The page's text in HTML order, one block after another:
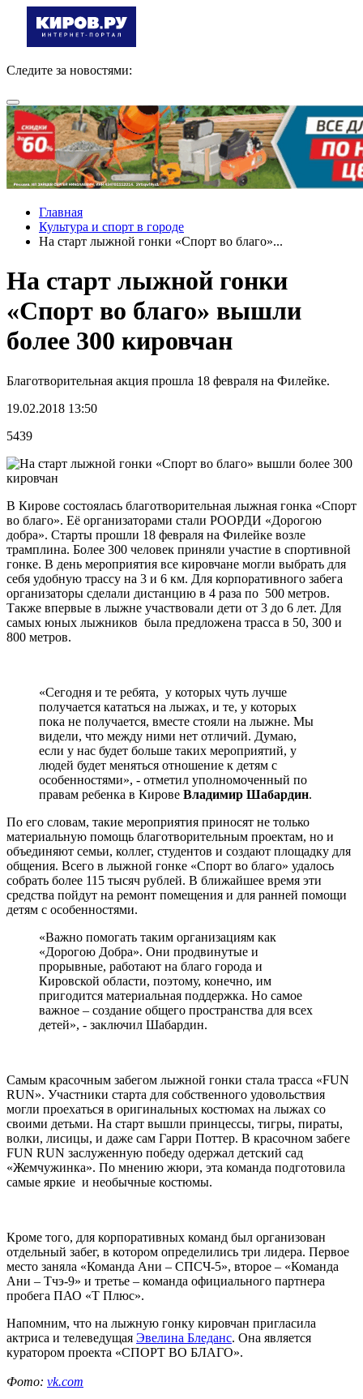
Следите за новостями:
Главная
Культура и спорт в городе
На старт лыжной гонки «Спорт во благо»...
На старт лыжной гонки
«Спорт во благо» вышли
более 300 кировчан
Благотворительная акция прошла 18 февраля на Филейке.
19.02.2018 13:50
5439
В Кирове состоялась благотворительная лыжная гонка «Спорт
во благо». Её организаторами стали РООРДИ «Дорогою
добра». Старты прошли 18 февраля на Филейке возле
трамплина. Более 300 человек приняли участие в спортивной
гонке. В день мероприятия все кировчане могли выбрать для
себя удобную трассу на 3 и 6 км. Для корпоративного забега
организаторы сделали дистанцию в 4 раза по 500 метров.
Также впервые в лыжне участвовали дети от 3 до 6 лет. Для
самых юных лыжников была предложена трасса в 50, 300 и
800 метров.
«Сегодня и те ребята, у которых чуть лучше
получается кататься на лыжах, и те, у которых
пока не получается, вместе стояли на лыжне. Мы
видели, что между ними нет отличий. Думаю,
если у нас будет больше таких мероприятий, у
людей будет меняться отношение к детям с
особенностями», - отметил уполномоченный по
правам ребенка в Кирове Владимир Шабардин.
По его словам, такие мероприятия приносят не только
материальную помощь благотворительным проектам, но и
объединяют семьи, коллег, студентов и создают площадку для
общения. Всего в лыжной гонке «Спорт во благо» удалось
собрать более 115 тысяч рублей. В ближайшее время эти
средства пойдут на ремонт помещения и для ранней помощи
детям с особенностями.
«Важно помогать таким организациям как
«Дорогою Добра». Они продвинутые и
прорывные, работают на благо города и
Кировской области, поэтому, конечно, им
пригодится материальная поддержка. Но самое
важное – создание общего пространства для всех
детей», - заключил Шабардин.
Самым красочным забегом лыжной гонки стала трасса «FUN
RUN». Участники старта для собственного удовольствия
могли проехаться в оригинальных костюмах на лыжах со
своими детьми. На старт вышли принцессы, тигры, пираты,
волки, лисицы, и даже сам Гарри Поттер. В красочном забеге
FUN RUN заслуженную победу одержал детский сад
«Жемчужинка». По мнению жюри, эта команда подготовила
самые яркие и необычные костюмы.
Кроме того, для корпоративных команд был организован
отдельный забег, в котором определились три лидера. Первое
место заняла «Команда Ани – СПСЧ-5», второе – «Команда
Ани – Тчэ-9» и третье – команда официального партнера
пробега ПАО «Т Плюс».
Напомним, что на лыжную гонку кировчан пригласила
актриса и телеведущая Эвелина Бледанс. Она является
куратором проекта «СПОРТ ВО БЛАГО».
Фото: vk.com